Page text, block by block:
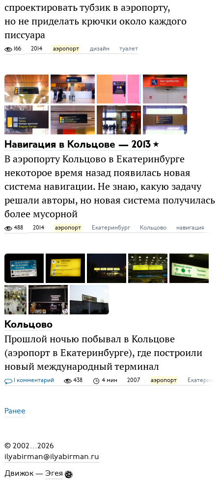
спроектировать тубзик в аэропорту,
но не приделать крючки около каждого
писсуара
166 2014 аэропорт дизайн туалет
Навигация в Кольцове — 2013
В аэропорту Кольцово в Екатеринбурге
некоторое время назад появилась новая
система навигации. Не знаю, какую задачу
решали авторы, но новая система получилась
более мусорной
488 2014 аэропорт Екатеринбург Кольцово навигация
Кольцово
Прошлой ночью побывал в Кольцове
(аэропорт в Екатеринбурге), где построили
новый международный терминал
1 комментарий 438 4 мин 2007 аэропорт
Ранее
© 2002...2026
ilyabirman@ilyabirman.ru
Движок — Эгея